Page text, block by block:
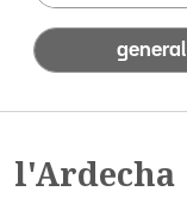
general
l'Ardecha